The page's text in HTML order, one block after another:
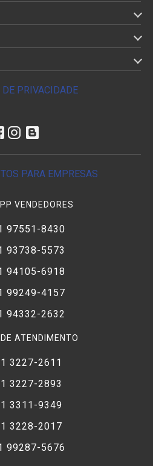
PRIVACIDADE
PARA EMPRESAS
VENDEDORES
97551-8430
93738-5573
94105-6918
99249-4157
94332-2632
ATENDIMENTO
3227-2611
3227-2893
3311-9349
3228-2017
99287-5676